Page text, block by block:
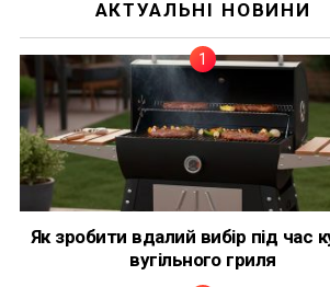
АКТУАЛЬНІ НОВИНИ
Як зробити вдалий вибір під час
вугільного гриля